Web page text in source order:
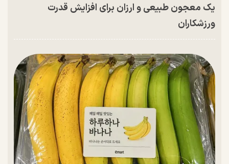
یک معجون طبیعی و ارزان برای افزایش قدرت
ورزشکاران